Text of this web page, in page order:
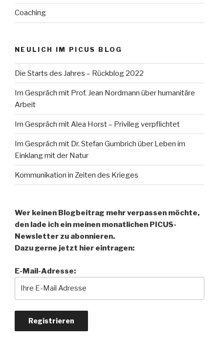
Coaching
NEULICH IM PICUS BLOG
Die Starts des Jahres – Rückblog 2022
Im Gespräch mit Prof. Jean Nordmann über humanitäre
Arbeit
Im Gespräch mit Alea Horst – Privileg verpflichtet
Im Gespräch mit Dr. Stefan Gumbrich über Leben im
Einklang mit der Natur
Kommunikation in Zeiten des Krieges
Wer keinen Blogbeitrag mehr verpassen möchte,
den lade ich ein meinen monatlichen PICUS-
Newsletter zu abonnieren.
Dazu gerne jetzt hier eintragen:
E-Mail-Adresse: